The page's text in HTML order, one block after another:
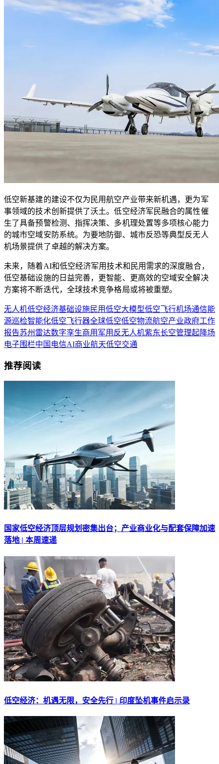
低空新基建的建设不仅为民用航空产业带来新机遇，更为军
事领域的技术创新提供了沃土。低空经济军民融合的属性催
生了具备预警检测、指挥决策、多机理处置等多项核心能力
的城市空域安防系统。为要地防御、城市反恐等典型反无人
机场景提供了卓越的解决方案。
未来，随着AI和低空经济军用技术和民用需求的深度融合，
低空基础设施的日益完善，更智能、更高效的空域安全解决
方案将不断迭代，全球技术竞争格局或将被重塑。
无人机低空经济基础设施民用低空大模型低空飞行机场通信能
源巡检智能化低空飞行器全球低空低空物流航空产业政府工作
报告苏州 雷达数字孪生商用 军用 反无人机紫东长空管理起降场
电子围栏中国电信AI商业航天低空交通
推荐阅读
国家低空经济顶层规划密集出台；产业商业化与配套保障加速
落地 | 本周速递
低空经济：机遇无限，安全先行 | 印度坠机事件启示录